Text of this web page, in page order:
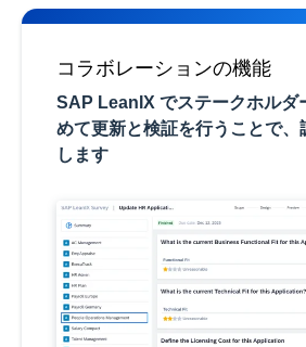
コラボレーションの機能
SAP LeanIX でステークホルダ
めて更新と検証を行うことで、
します